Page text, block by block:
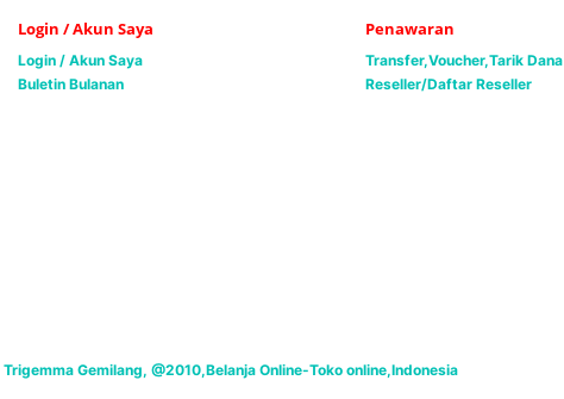
Login / Akun Saya
Login / Akun Saya
Buletin Bulanan
Penawaran
Transfer,Voucher,Tarik Dana
Reseller/Daftar Reseller
Trigemma Gemilang, @2010,Belanja Online-Toko online,Indonesia